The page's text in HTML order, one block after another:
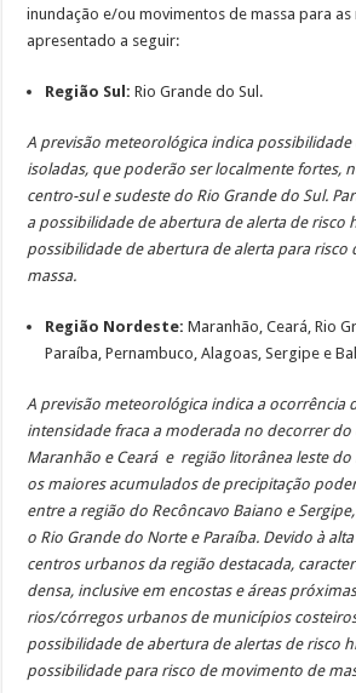
inundação e/ou movimentos de massa para
apresentado a seguir:
Região Sul: Rio Grande do Sul.
A previsão meteorológica indica possibilidade
isoladas, que poderão ser localmente fortes,
centro-sul e sudeste do Rio Grande do Sul.
a possibilidade de abertura de alerta de risco
possibilidade de abertura de alerta para risco
massa.
Região Nordeste: Maranhão, Ceará, Rio
Paraíba, Pernambuco, Alagoas, Sergipe e
A previsão meteorológica indica a ocorrência
intensidade fraca a moderada no decorrer
Maranhão e Ceará e região litorânea leste
os maiores acumulados de precipitação
entre a região do Recôncavo Baiano e
o Rio Grande do Norte e Paraíba. Devido à
centros urbanos da região destacada,
densa, inclusive em encostas e áreas
rios/córregos urbanos de municípios
possibilidade de abertura de alertas de risco
possibilidade para risco de movimento de